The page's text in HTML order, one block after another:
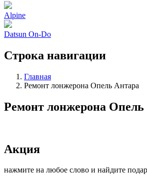
Alpine
Datsun On-Do
Строка навигации
Главная
Ремонт лонжерона Опель Антара
Ремонт лонжерона Опель
Акция
нажмите на любое слово и найдите